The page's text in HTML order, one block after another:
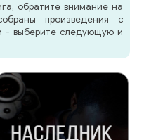
обратите внимание на
произведения с
- выберите следующую и